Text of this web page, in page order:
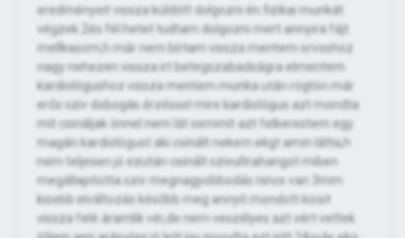
eredményeit vissza küldött dolgozni én fizikai munkát
végzek 2és fél hetet tudtam dolgozni mert annyira fájt
mellkasom,h már nem bírtam vissza mentem orvoshoz
nagy nehezen vissza irt betegszabadságra elmentem
kardiológushoz vissza mentem munka után rögtön már
erős sziv dobogás érzéssel mire kardiológus azt mondta
mit csináljak önnel nem lát semmit azt felkerestem egy
magán kardiológust aki csinált nekem ekgt amin látta,h
nem teljesen jó ezután csinált szivultrahangot miben
megállapitotta sziv megnagyobbodás nincs van 3mm
kisebb elváltozás később meg annyit mondott kicsit
vissza felé áramlik vér,de nem veszélyes azt vért vettek